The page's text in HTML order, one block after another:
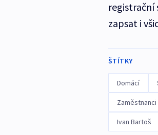
registrační
zapsat i
ŠTÍTKY
Domácí
Zaměstnanci
Ivan Bartoš